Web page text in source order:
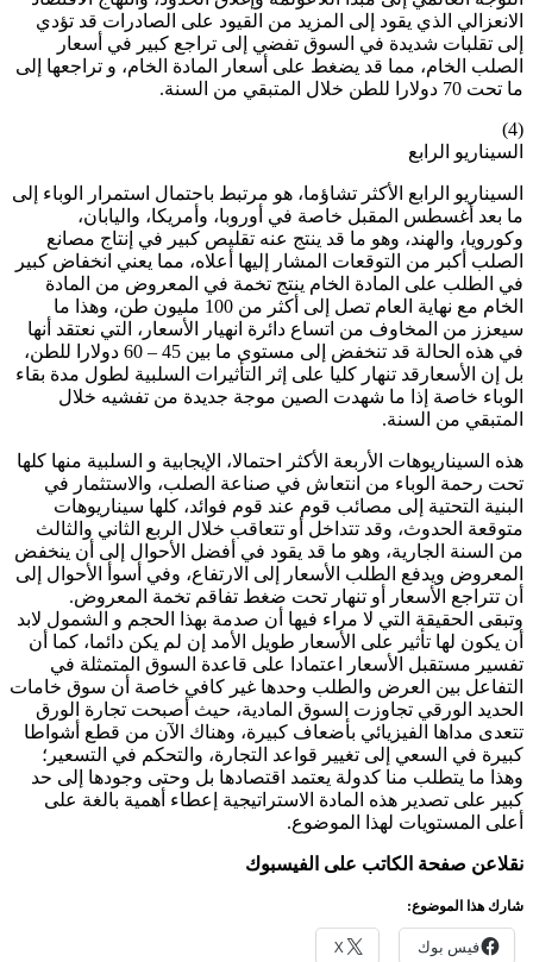
الانعزالي الذي يقود إلى المزيد من القيود على الصادرات قد تؤدي
إلى تقلبات شديدة في السوق تفضي إلى تراجع كبير في أسعار
الصلب الخام، مما قد يضغط على أسعار المادة الخام، و تراجعها إلى
ما تحت 70 دولارا للطن خلال المتبقي من السنة.
(4)
السيناريو الرابع
السيناريو الرابع الأكثر تشاؤما، هو مرتبط باحتمال استمرار الوباء إلى
ما بعد أغسطس المقبل خاصة في أوروبا، وأمريكا، واليابان،
وكورويا، والهند، وهو ما قد ينتج عنه تقليص كبير في إنتاج مصانع
الصلب أكبر من التوقعات المشار إليها أعلاه، مما يعني انخفاض كبير
في الطلب على المادة الخام ينتج تخمة في المعروض من المادة
الخام مع نهاية العام تصل إلى أكثر من 100 مليون طن، وهذا ما
سيعزز من المخاوف من اتساع دائرة انهيار الأسعار، التي نعتقد أنها
في هذه الحالة قد تنخفض إلى مستوى ما بين 45 – 60 دولارا للطن،
بل إن الأسعارقد تنهار كليا على إثر التأثيرات السلبية لطول مدة بقاء
الوباء خاصة إذا ما شهدت الصين موجة جديدة من تفشيه خلال
المتبقي من السنة.
هذه السيناريوهات الأربعة الأكثر احتمالا، الإيجابية و السلبية منها كلها
تحت رحمة الوباء من انتعاش في صناعة الصلب، والاستثمار في
البنية التحتية إلى مصائب قوم عند قوم فوائد، كلها سيناريوهات
متوقعة الحدوث، وقد تتداخل أو تتعاقب خلال الربع الثاني والثالث
من السنة الجارية، وهو ما قد يقود في أفضل الأحوال إلى أن ينخفض
المعروض ويدفع الطلب الأسعار إلى الارتفاع، وفي أسوأ الأحوال إلى
أن تتراجع الأسعار أو تنهار تحت ضغط تفاقم تخمة المعروض.
وتبقى الحقيقة التي لا مراء فيها أن صدمة بهذا الحجم و الشمول لابد
أن يكون لها تأثير على الأسعار طويل الأمد إن لم يكن دائما، كما أن
تفسير مستقبل الأسعار اعتمادا على قاعدة السوق المتمثلة في
التفاعل بين العرض والطلب وحدها غير كافي خاصة أن سوق خامات
الحديد الورقي تجاوزت السوق المادية، حيث أصبحت تجارة الورق
تتعدى مداها الفيزيائي بأضعاف كبيرة، وهناك الآن من قطع أشواطا
كبيرة في السعي إلى تغيير قواعد التجارة، والتحكم في التسعير؛
وهذا ما يتطلب منا كدولة يعتمد اقتصادها بل وحتى وجودها إلى حد
كبير على تصدير هذه المادة الاستراتيجية إعطاء أهمية بالغة على
أعلى المستويات لهذا الموضوع.
نقلاعن صفحة الكاتب على الفيسبوك
شارك هذا الموضوع:
فيس بوك X